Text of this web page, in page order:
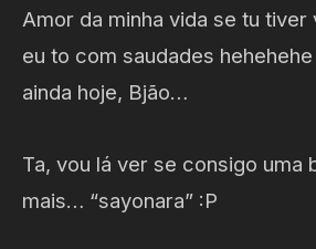
Amor da minha vida se tu tiver
eu to com saudades
ainda hoje, Bjão…
Ta, vou lá ver se consigo uma
mais… “sayonara” :P